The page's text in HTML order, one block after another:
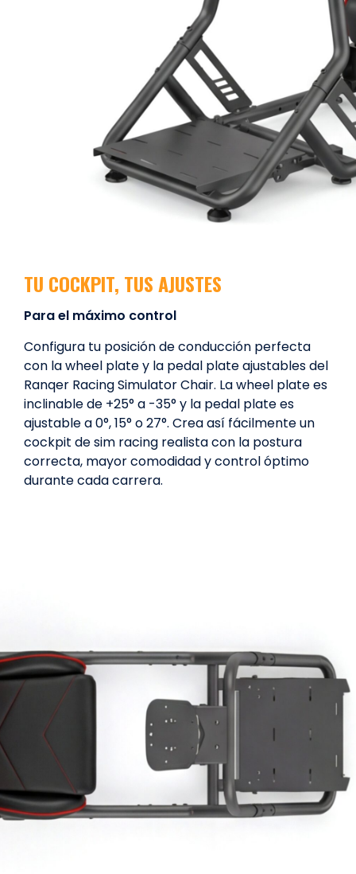
TU COCKPIT, TUS AJUSTES
Para el máximo control
Configura tu posición de conducción perfecta
con la wheel plate y la pedal plate ajustables del
Ranqer Racing Simulator Chair. La wheel plate es
inclinable de +25° a -35° y la pedal plate es
ajustable a 0°, 15° o 27°. Crea así fácilmente un
cockpit de sim racing realista con la postura
correcta, mayor comodidad y control óptimo
durante cada carrera.